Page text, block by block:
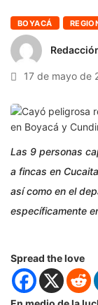
BOYACÁ
17 de mayo de
Las 9 personas
a fincas en
así como en el
específicamente
Spread the love